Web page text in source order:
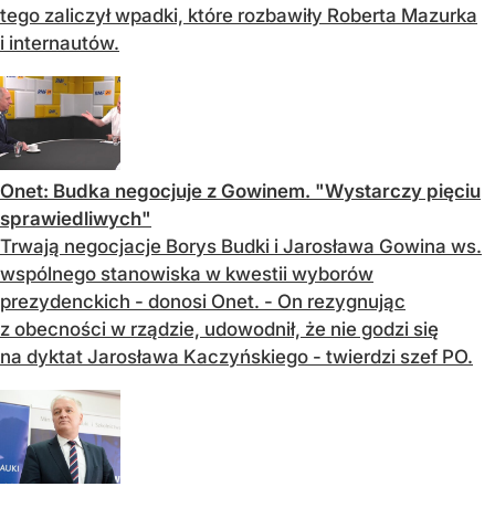
tego zaliczył wpadki, które rozbawiły Roberta Mazurka
i internautów.
Onet: Budka negocjuje z Gowinem. "Wystarczy pięciu
sprawiedliwych"
Trwają negocjacje Borys Budki i Jarosława Gowina ws.
wspólnego stanowiska w kwestii wyborów
prezydenckich - donosi Onet. - On rezygnując
z obecności w rządzie, udowodnił, że nie godzi się
na dyktat Jarosława Kaczyńskiego - twierdzi szef PO.